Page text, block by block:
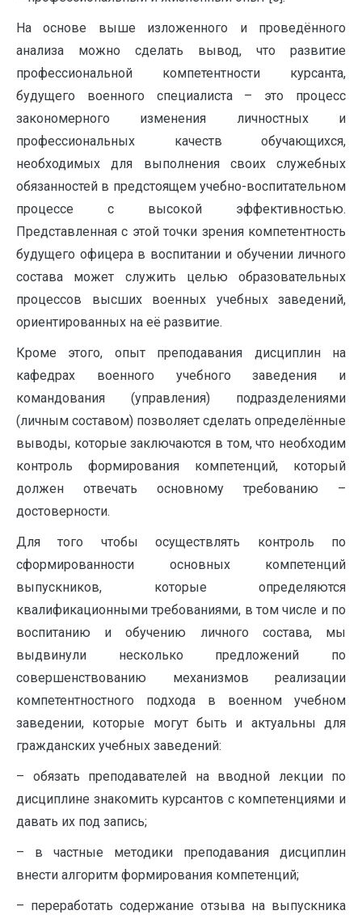
На основе выше изложенного и проведённого
анализа можно сделать вывод, что развитие
профессиональной компетентности курсанта,
будущего военного специалиста – это процесс
закономерного изменения личностных и
профессиональных качеств обучающихся,
необходимых для выполнения своих служебных
обязанностей в предстоящем учебно-воспитательном
процессе с высокой эффективностью.
Представленная с этой точки зрения компетентность
будущего офицера в воспитании и обучении личного
состава может служить целью образовательных
процессов высших военных учебных заведений,
ориентированных на её развитие.
Кроме этого, опыт преподавания дисциплин на
кафедрах военного учебного заведения и
командования (управления) подразделениями
(личным составом) позволяет сделать определённые
выводы, которые заключаются в том, что необходим
контроль формирования компетенций, который
должен отвечать основному требованию –
достоверности.
Для того чтобы осуществлять контроль по
сформированности основных компетенций
выпускников, которые определяются
квалификационными требованиями, в том числе и по
воспитанию и обучению личного состава, мы
выдвинули несколько предложений по
совершенствованию механизмов реализации
компетентностного подхода в военном учебном
заведении, которые могут быть и актуальны для
гражданских учебных заведений:
– обязать преподавателей на вводной лекции по
дисциплине знакомить курсантов с компетенциями и
давать их под запись;
– в частные методики преподавания дисциплин
внести алгоритм формирования компетенций;
– переработать содержание отзыва на выпускника